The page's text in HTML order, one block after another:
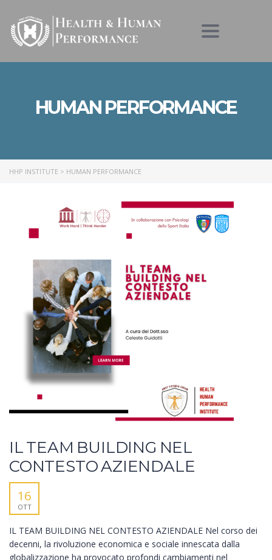
Toggle
HUMAN PERFORMANCE
HHP INSTITUTE > HUMAN PERFORMANCE
IL TEAM BUILDING NEL
CONTESTO AZIENDALE
16
OTT
IL TEAM BUILDING NEL CONTESTO AZIENDALE Nel corso dei
decenni, la rivoluzione economica e sociale innescata dalla
globalizzazione ha provocato profondi cambiamenti nel